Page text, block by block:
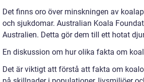
Det finns oro över minskningen av
och sjukdomar. Australian Koala
Australien. Detta gör dem till ett hotat
En diskussion om hur olika fakta om
Det är viktigt att förstå att fakta om